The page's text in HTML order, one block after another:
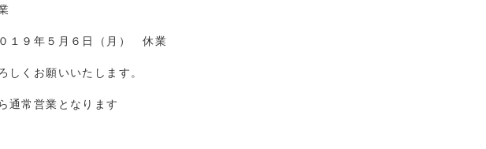
１９年５月６日（月） 休業
しくお願いいたします。
通常営業となります